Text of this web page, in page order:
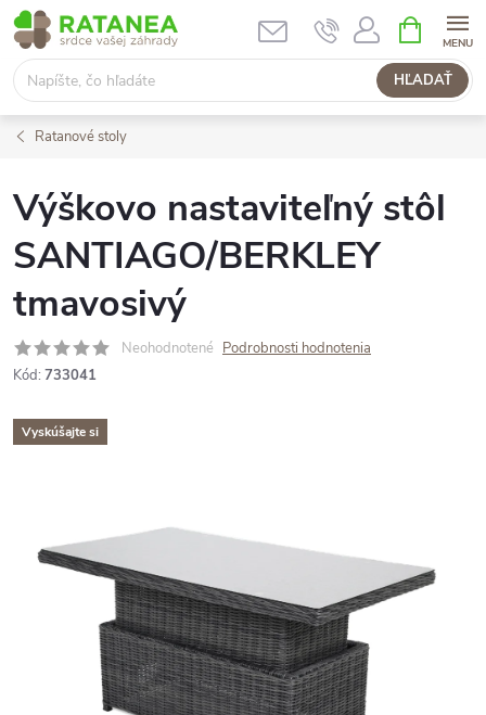
Prejsť
na
obsah
HĽADAŤ
KOŠÍK
Ratanové stoly
Výškovo nastaviteľný stôl
SANTIAGO/BERKLEY
tmavosivý
Neohodnotené Podrobnosti hodnotenia
Kód: 733041
Vyskúšajte si